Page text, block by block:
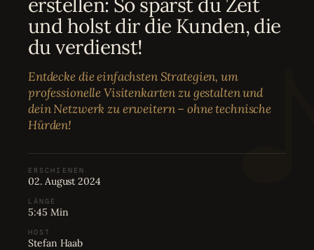
Bewertungen
05 Karriere
Partnerprogramm
und holst dir die Kunden, die
du verdienst!
Entdecke die einfachsten Strategien, um
professionelle Visitenkarten zu gestalten und
dein Netzwerk zu erweitern – ohne technische
Hürden!
ERSCHIENEN
02. August 2024
LÄNGE
5:45 Min
HOST
Stefan Haab